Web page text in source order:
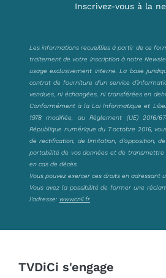
Inscrivez-vous à la
Les informations recueillies à partir de ce
traitement de votre inscription à notre
usage exclusivement interne. La base
contrat de fourniture d’un service
vendues, ni échangées, ni transférées en
Conformément à la Loi Informatique et
1978 modifiée, au Règlement (UE)
République numérique du 7 octobre 2016,
de rectification, de limitation, d’opposition,
portabilité de vos données et de
en cas de décès.
Vous pouvez exercer ces droits en adressant
Vous avez la possibilité de former une
l’adresse: www.cnil.fr
TVDiCi s'engage